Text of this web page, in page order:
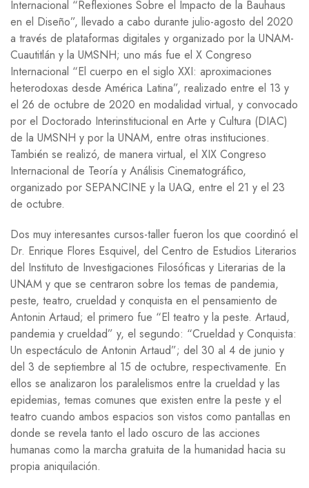
Internacional “Reflexiones Sobre el Impacto de la Bauhaus
en el Diseño”, llevado a cabo durante julio-agosto del 2020
a través de plataformas digitales y organizado por la UNAM-
Cuautitlán y la UMSNH; uno más fue el X Congreso
Internacional “El cuerpo en el siglo XXI: aproximaciones
heterodoxas desde América Latina”, realizado entre el 13 y
el 26 de octubre de 2020 en modalidad virtual, y convocado
por el Doctorado Interinstitucional en Arte y Cultura (DIAC)
de la UMSNH y por la UNAM, entre otras instituciones.
También se realizó, de manera virtual, el XIX Congreso
Internacional de Teoría y Análisis Cinematográfico,
organizado por SEPANCINE y la UAQ, entre el 21 y el 23
de octubre.
Dos muy interesantes cursos-taller fueron los que coordinó el
Dr. Enrique Flores Esquivel, del Centro de Estudios Literarios
del Instituto de Investigaciones Filosóficas y Literarias de la
UNAM y que se centraron sobre los temas de pandemia,
peste, teatro, crueldad y conquista en el pensamiento de
Antonin Artaud; el primero fue “El teatro y la peste. Artaud,
pandemia y crueldad” y, el segundo: “Crueldad y Conquista:
Un espectáculo de Antonin Artaud”; del 30 al 4 de junio y
del 3 de septiembre al 15 de octubre, respectivamente. En
ellos se analizaron los paralelismos entre la crueldad y las
epidemias, temas comunes que existen entre la peste y el
teatro cuando ambos espacios son vistos como pantallas en
donde se revela tanto el lado oscuro de las acciones
humanas como la marcha gratuita de la humanidad hacia su
propia aniquilación.